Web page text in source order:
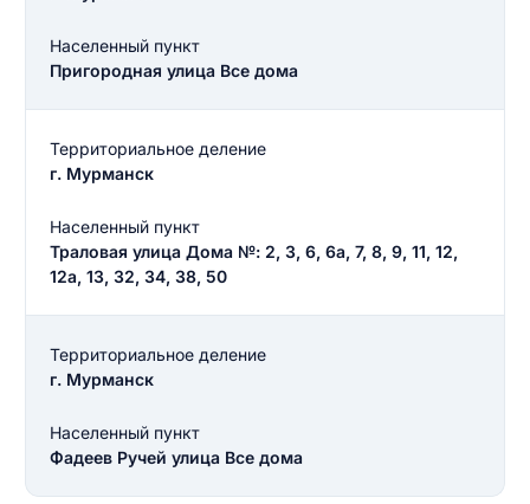
Населенный пункт
Пригородная улица Все дома
Территориальное деление
г. Мурманск
Населенный пункт
Траловая улица Дома №: 2, 3, 6, 6а, 7, 8, 9, 11, 12,
12а, 13, 32, 34, 38, 50
Территориальное деление
г. Мурманск
Населенный пункт
Фадеев Ручей улица Все дома
Введите свое имя
Введите свой e-mail
Текст отзыва
0/500
Как вы оцените судебный участок?
Введите свой номер телефона
Ответ на отзыв
разрешить публикацию отзыва
Название населенного пункта
НАЙТИ МЕНЯ
ЗАКРЫТЬ СОХРАНИТЬ